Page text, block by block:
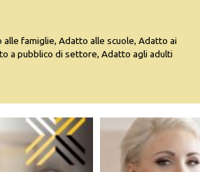
famiglie, Adatto alle scuole, Adatto ai
a pubblico di settore, Adatto agli adulti